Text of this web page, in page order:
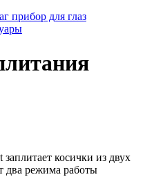
прибор для глаз
косички из двух
два режима работы